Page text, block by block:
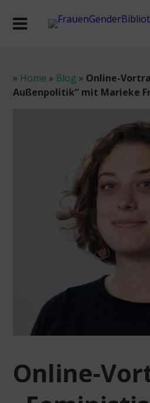
» Home » Blog » Online-
Außenpolitik“ mit Marieke
Online-